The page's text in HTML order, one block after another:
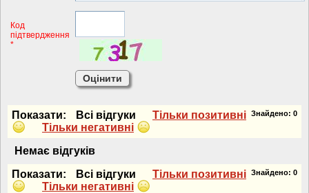
Код
підтвердження
*
Знайдено: 0
Показати: Всi вiдгуки
Тiльки позитивнi
Тiльки негативнi
Немає вiдгукiв
Знайдено: 0
Показати: Всi вiдгуки
Тiльки позитивнi
Тiльки негативнi